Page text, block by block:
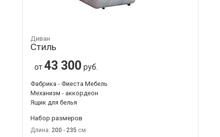
Диван
Стиль
от 43 300 руб.
Фабрика - Фиеста Мебель
Механизм - аккордеон
Ящик для белья
Набор размеров
Длина: 200 - 235